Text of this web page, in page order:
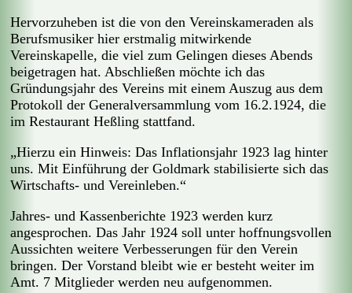
Hervorzuheben ist die von den Vereinskameraden als
Berufsmusiker hier erstmalig mitwirkende
Vereinskapelle, die viel zum Gelingen dieses Abends
beigetragen hat. Abschließen möchte ich das
Gründungsjahr des Vereins mit einem Auszug aus dem
Protokoll der Generalversammlung vom 16.2.1924, die
im Restaurant Heßling stattfand.
„Hierzu ein Hinweis: Das Inflationsjahr 1923 lag hinter
uns. Mit Einführung der Goldmark stabilisierte sich das
Wirtschafts- und Vereinleben.“
Jahres- und Kassenberichte 1923 werden kurz
angesprochen. Das Jahr 1924 soll unter hoffnungsvollen
Aussichten weitere Verbesserungen für den Verein
bringen. Der Vorstand bleibt wie er besteht weiter im
Amt. 7 Mitglieder werden neu aufgenommen.